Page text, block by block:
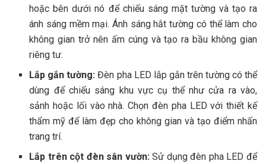
hoặc bên dưới nó để chiếu sáng mặt tường và tạo ra
ánh sáng mềm mại. Ánh sáng hắt tường có thể làm cho
không gian trở nên ấm cúng và tạo ra bầu không gian
riêng tư.
Lắp gắn tường: Đèn pha LED lắp gắn trên tường có thể
dùng để chiếu sáng khu vực cụ thể như cửa ra vào,
sảnh hoặc lối vào nhà. Chọn đèn pha LED với thiết kế
thẩm mỹ để làm đẹp cho không gian và tạo điểm nhấn
trang trí.
Lắp trên cột đèn sân vườn:Sử dụng đèn pha LED để